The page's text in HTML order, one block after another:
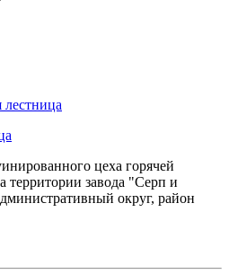
цеха горячей
территории завода "Серп и
округ, район